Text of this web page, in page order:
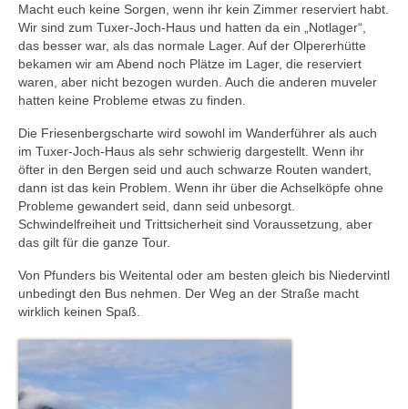
Macht euch keine Sorgen, wenn ihr kein Zimmer reserviert habt.
Wir sind zum Tuxer-Joch-Haus und hatten da ein „Notlager“,
das besser war, als das normale Lager. Auf der Olpererhütte
bekamen wir am Abend noch Plätze im Lager, die reserviert
waren, aber nicht bezogen wurden. Auch die anderen muveler
hatten keine Probleme etwas zu finden.
Die Friesenbergscharte wird sowohl im Wanderführer als auch
im Tuxer-Joch-Haus als sehr schwierig dargestellt. Wenn ihr
öfter in den Bergen seid und auch schwarze Routen wandert,
dann ist das kein Problem. Wenn ihr über die Achselköpfe ohne
Probleme gewandert seid, dann seid unbesorgt.
Schwindelfreiheit und Trittsicherheit sind Voraussetzung, aber
das gilt für die ganze Tour.
Von Pfunders bis Weitental oder am besten gleich bis Niedervintl
unbedingt den Bus nehmen. Der Weg an der Straße macht
wirklich keinen Spaß.